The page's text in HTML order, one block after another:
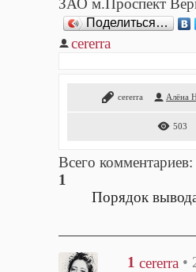
ЗАО м.Проспект
Поделиться…
cererra
cererra Алёна
503
Всего комментариев:
1
Порядок
1 cererra •